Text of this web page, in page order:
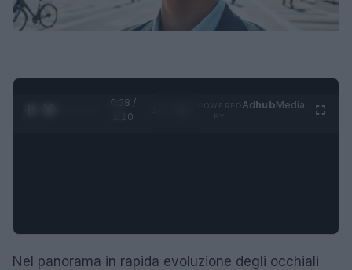
0:28 /
1:20
AdhubMedia
Nel panorama in rapida evoluzione degli occhiali